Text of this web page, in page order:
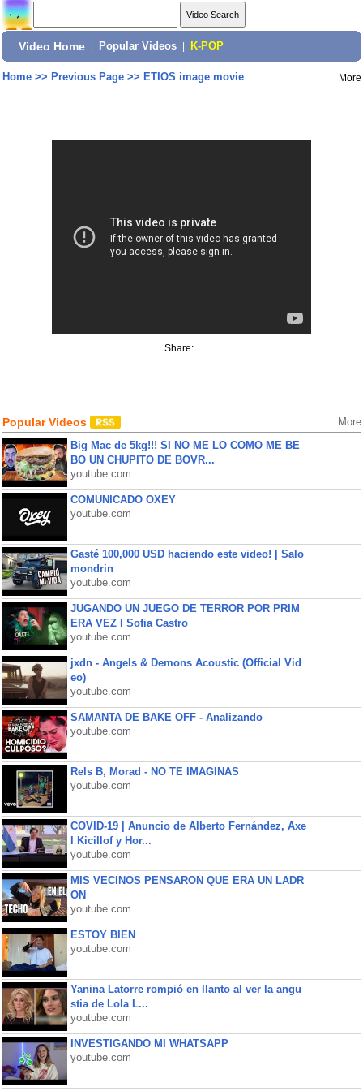
Video Home Popular Videos K-POP
Home>> Previous Page>> ETIOS image movie More
Share:
Popular Videos More
Big Mac de 5kg!!! SI NO ME LO COMO ME BE
BO UN CHUPITO DE BOVR...
youtube.com
COMUNICADO OXEY
youtube.com
Gasté 100,000 USD haciendo este video! | Salo
mondrin
youtube.com
JUGANDO UN JUEGO DE TERROR POR PRIM
ERA VEZ l Sofia Castro
youtube.com
jxdn - Angels & Demons Acoustic (Official Vid
eo)
youtube.com
SAMANTA DE BAKE OFF - Analizando
youtube.com
Rels B, Morad - NO TE IMAGINAS
youtube.com
COVID-19 | Anuncio de Alberto Fernández, Axe
l Kicillof y Hor...
youtube.com
MIS VECINOS PENSARON QUE ERA UN LADR
ON
youtube.com
ESTOY BIEN
youtube.com
Yanina Latorre rompió en llanto al ver la angu
stia de Lola L...
youtube.com
INVESTIGANDO MI WHATSAPP
youtube.com